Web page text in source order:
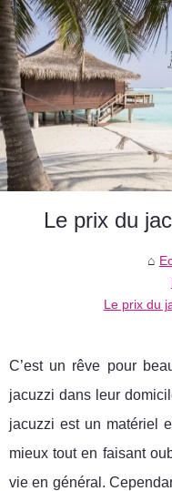
Le prix du
Le prix du
C’est un rêve pour
jacuzzi dans leur
jacuzzi est un matériel
mieux tout en faisant
vie en général.